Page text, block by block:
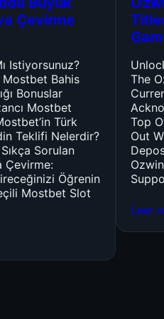
Çevirme
Istiyorsunuz?
Mostbet Bahis
Bonuslar
Mostbet
Türk
Teklifi Nelerdir?
Sorulan
Çevirme:
Öğrenin
Mostbet Slot
The
Top
Out
Leer